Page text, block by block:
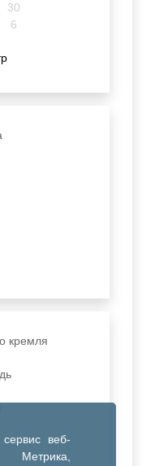
веб-
30
6
кремля